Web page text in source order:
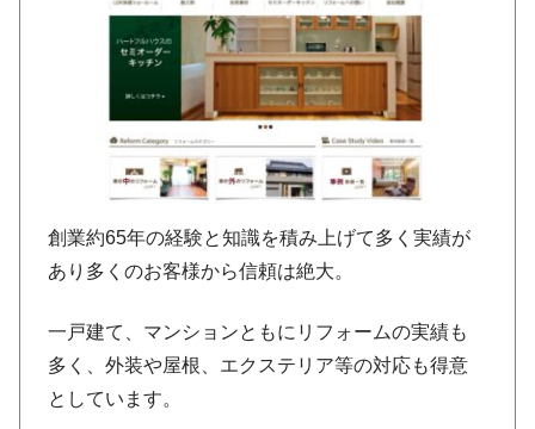
創業約65年の経験と知識を積み上げて多く実績が
あり多くのお客様から信頼は絶大。
一戸建て、マンションともにリフォームの実績も
多く、外装や屋根、エクステリア等の対応も得意
としています。